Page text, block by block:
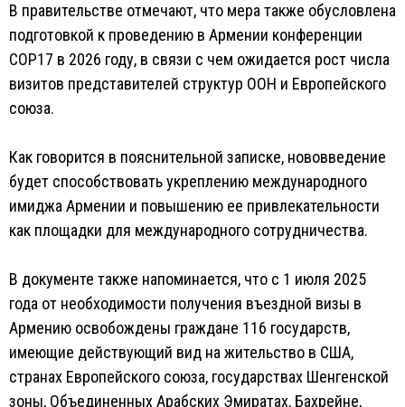
В правительстве отмечают, что мера также обусловлена
подготовкой к проведению в Армении конференции
COP17 в 2026 году, в связи с чем ожидается рост числа
визитов представителей структур ООН и Европейского
союза.
Как говорится в пояснительной записке, нововведение
будет способствовать укреплению международного
имиджа Армении и повышению ее привлекательности
как площадки для международного сотрудничества.
В документе также напоминается, что с 1 июля 2025
года от необходимости получения въездной визы в
Армению освобождены граждане 116 государств,
имеющие действующий вид на жительство в США,
странах Европейского союза, государствах Шенгенской
зоны, Объединенных Арабских Эмиратах, Бахрейне,